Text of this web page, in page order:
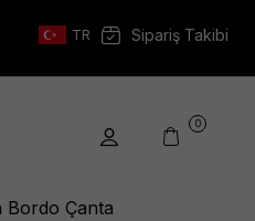
TR Sipariş Takibi
0
Bordo Çanta